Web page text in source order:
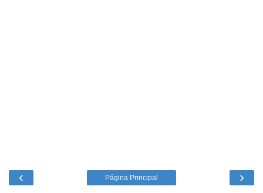
‹ ›
Página Principal